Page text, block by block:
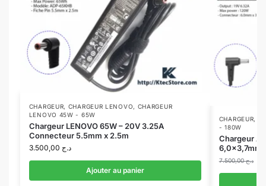
CHARGEUR, CHARGEUR LENOVO, CHARGEUR
LENOVO 45W - 65W
Chargeur LENOVO 65W – 20V 3.25A
Connecteur 5.5mm x 2.5m
د.ج
Ajouter au panier
CHARGEUR,
- 180W
Chargeur
6,0×3,7mm
د.ج7.500,00